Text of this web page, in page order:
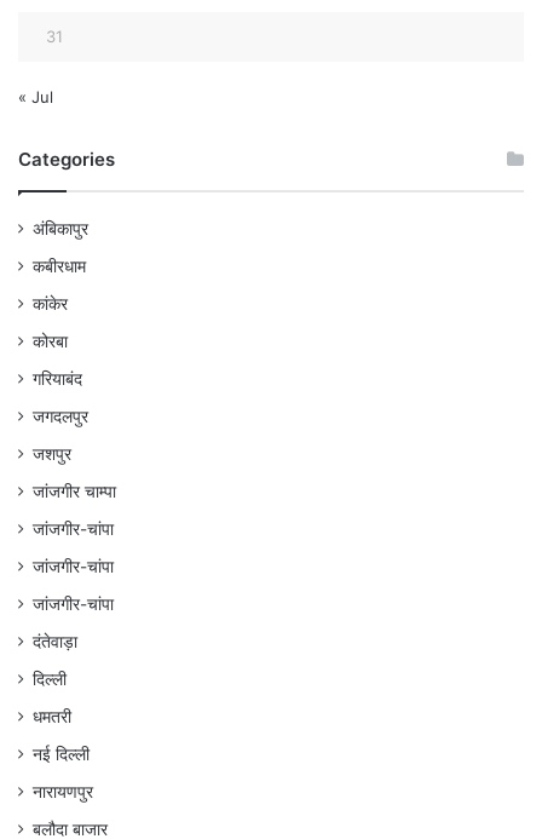
31
« Jul
Categories
अंबिकापुर
कबीरधाम
कांकेर
कोरबा
गरियाबंद
जगदलपुर
जशपुर
जांजगीर चाम्पा
जांजगीर-चांपा
जांजगीर-चांपा
जांजगीर-चांपा
दंतेवाड़ा
दिल्ली
धमतरी
नई दिल्ली
नारायणपुर
बलौदा बाजार